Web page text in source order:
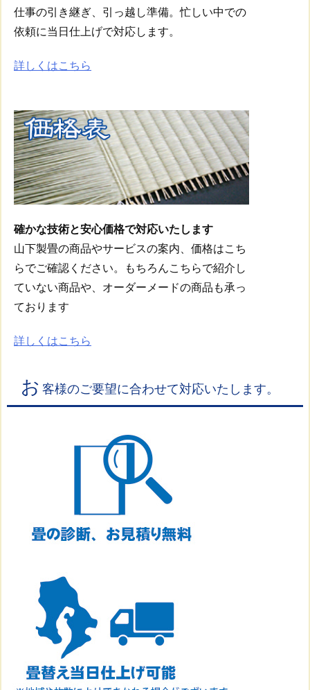
仕事の引き継ぎ、引っ越し準備。忙しい中での
依頼に当日仕上げで対応します。
詳しくはこちら
確かな技術と安心価格で対応いたします
山下製畳の商品やサービスの案内、価格はこち
らでご確認ください。もちろんこちらで紹介し
ていない商品や、オーダーメードの商品も承っ
ております
詳しくはこちら
お 客様のご要望に合わせて対応いたします。